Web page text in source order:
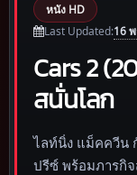
หนัง HD
Last Updated:16
Cars 2
สนั่นโลก
ไลท์นิ่ง แม็คควีน
ปรีซ์ พร้อมภารกิ